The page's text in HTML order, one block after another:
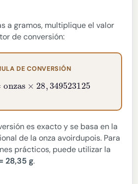
a gramos, multiplique el valor
de conversión:
DE CONVERSIÓN
onzas×28,349523125
es exacto y se basa en la
de la onza avoirdupois. Para
prácticos, puede utilizar la
28,35 g.